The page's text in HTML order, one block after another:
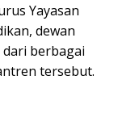
Yayasan
dewan
berbagai
tersebut.